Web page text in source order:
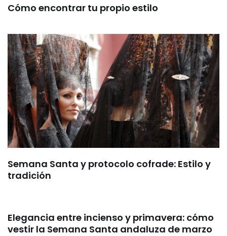
Cómo encontrar tu propio estilo
Semana Santa y protocolo cofrade: Estilo y
tradición
Elegancia entre incienso y primavera: cómo
vestir la Semana Santa andaluza de marzo